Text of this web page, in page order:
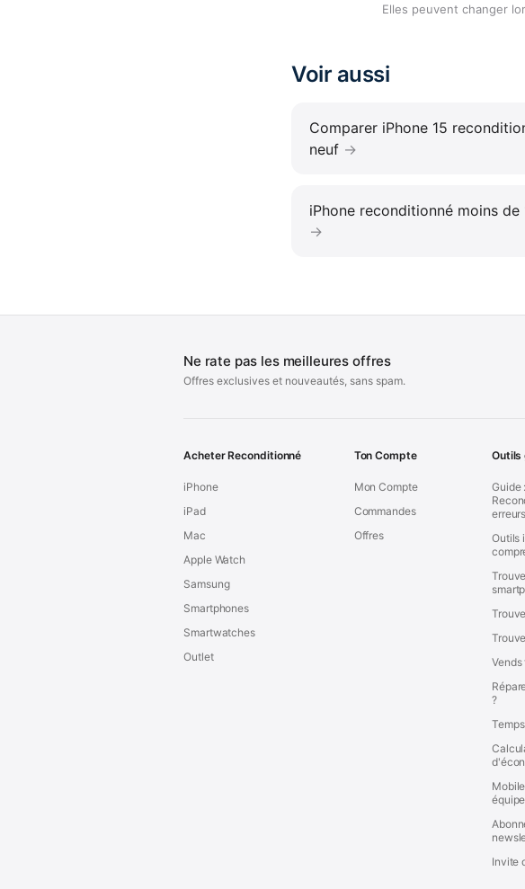
Elles peuvent changer
Voir aussi
Comparer iPhone 15
neuf
iPhone reconditionné moins de
Ne rate pas les meilleures offres
Offres exclusives et nouveautés, sans spam.
Acheter Reconditionné
iPhone
iPad
Mac
Apple Watch
Samsung
Smartphones
Smartwatches
Outlet
Ton Compte
Mon Compte
Commandes
Offres
Guide :
erreurs
Outils
?
équipe
Invite